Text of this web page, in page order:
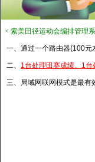
< 索美田径运动会编排管理
一、通过一个路由器(100元
二、 1台处理田赛成绩、1
三、局域网联网模式是最有